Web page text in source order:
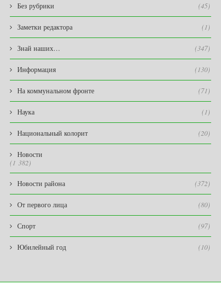
Без рубрики (45)
Заметки редактора (1)
Знай наших… (347)
Информация (130)
На коммунальном фронте (71)
Наука (1)
Национальный колорит (20)
Новости
(1 382)
Новости района (372)
От первого лица (80)
Спорт (97)
Юбилейный год (10)